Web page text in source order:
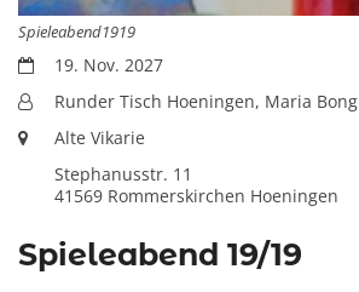
Spieleabend1919
Datum:19. Nov. 2027
Von:
Runder Tisch Hoeningen, Maria Bong
Ort:
Alte Vikarie
Stephanusstr. 11
41569 Rommerskirchen Hoeningen
Spieleabend 19/19